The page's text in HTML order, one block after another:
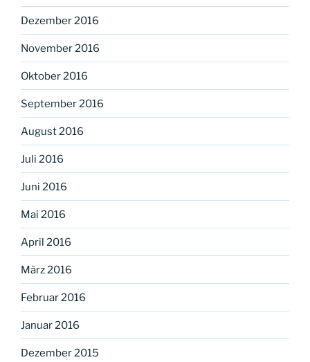
Dezember 2016
November 2016
Oktober 2016
September 2016
August 2016
Juli 2016
Juni 2016
Mai 2016
April 2016
März 2016
Februar 2016
Januar 2016
Dezember 2015